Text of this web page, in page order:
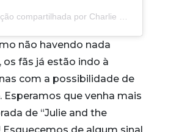
Uma publicação compartilhada por Charlie
não havendo nada
fãs já estão indo à
com a possibilidade de
Esperamos que venha mais
de “Julie and the